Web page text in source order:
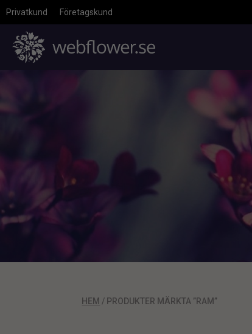
Privatkund Företagskund
HEM / PRODUKTER MÄRKTA ”RAM”